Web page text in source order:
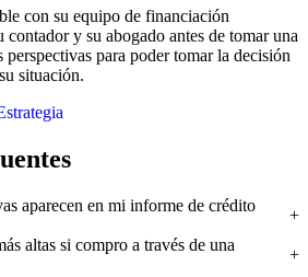
con su equipo de financiación
contador y su abogado antes de tomar una
perspectivas para poder tomar la decisión
situación.
aparecen en mi informe de crédito
altas si compro a través de una